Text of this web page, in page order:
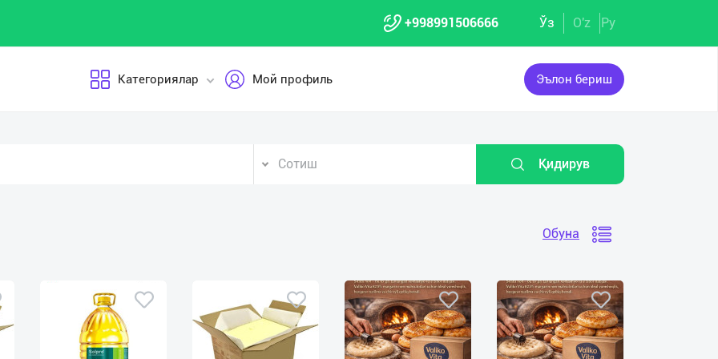
+998991506666 Ўз O'z Ру
Эълон бериш
Категориялар Мой профиль
Сотиш Қидирув
Обуна